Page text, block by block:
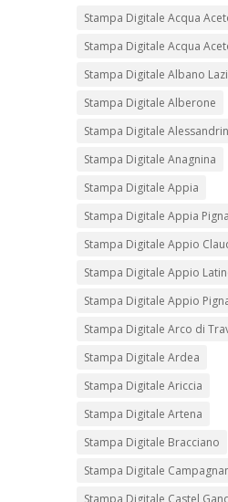
Stampa Digitale Acqua
Stampa Digitale Acqua
Stampa Digitale Albano
Stampa Digitale Alberone
Stampa Digitale
Stampa Digitale Anagnina
Stampa Digitale Appia
Stampa Digitale Appia
Stampa Digitale Appio
Stampa Digitale Appio
Stampa Digitale Appio
Stampa Digitale Arco di
Stampa Digitale Ardea
Stampa Digitale Ariccia
Stampa Digitale Artena
Stampa Digitale Bracciano
Stampa Digitale
Stampa Digitale Castel